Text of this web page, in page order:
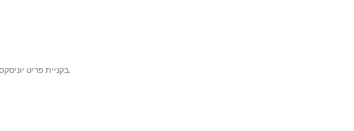
בקניית פריט יוניסקס זה, זכור כי הוא מדורג במידות גברים סטנדרטיות.